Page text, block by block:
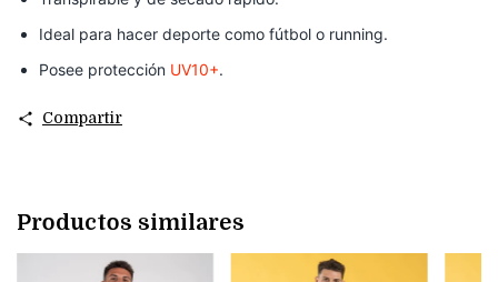
Ideal para hacer deporte como fútbol o running.
Posee protección UV10+.
Compartir
Productos similares